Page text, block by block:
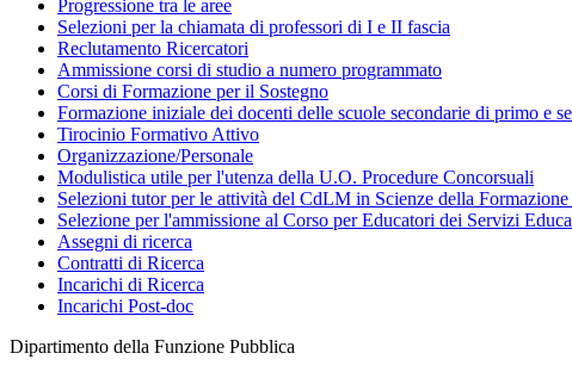
Progressione tra le aree
Selezioni per la chiamata di professori di I e II fascia
Reclutamento Ricercatori
Ammissione corsi di studio a numero programmato
Corsi di Formazione per il Sostegno
Formazione iniziale dei docenti delle scuole secondarie di primo e
Tirocinio Formativo Attivo
Organizzazione/Personale
Modulistica utile per l'utenza della U.O. Procedure Concorsuali
Selezioni tutor per le attività del CdLM in Scienze della Formazione
Selezione per l'ammissione al Corso per Educatori dei Servizi
Assegni di ricerca
Contratti di Ricerca
Incarichi di Ricerca
Incarichi Post-doc
Dipartimento della Funzione Pubblica